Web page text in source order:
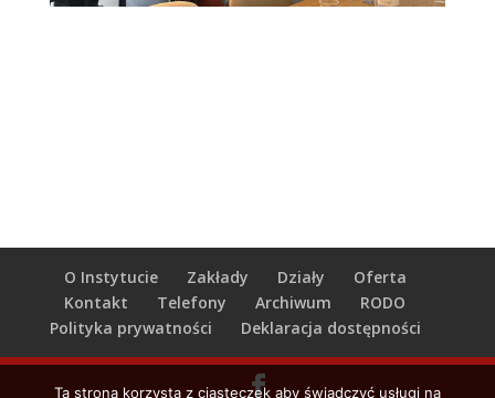
O Instytucie Zakłady Działy
Oferta
Kontakt
Telefony Archiwum
RODO
Polityka prywatności
Deklaracja dostępności
Ta strona korzysta z ciasteczek aby świadczyć usługi na